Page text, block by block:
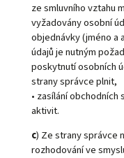
ze smluvního vztahu
vyžadovány osobní
objednávky (jméno a
údajů je nutným
poskytnutí osobních
strany správce plnit,
• zasílání
aktivit.
c) Ze strany správce
rozhodování ve